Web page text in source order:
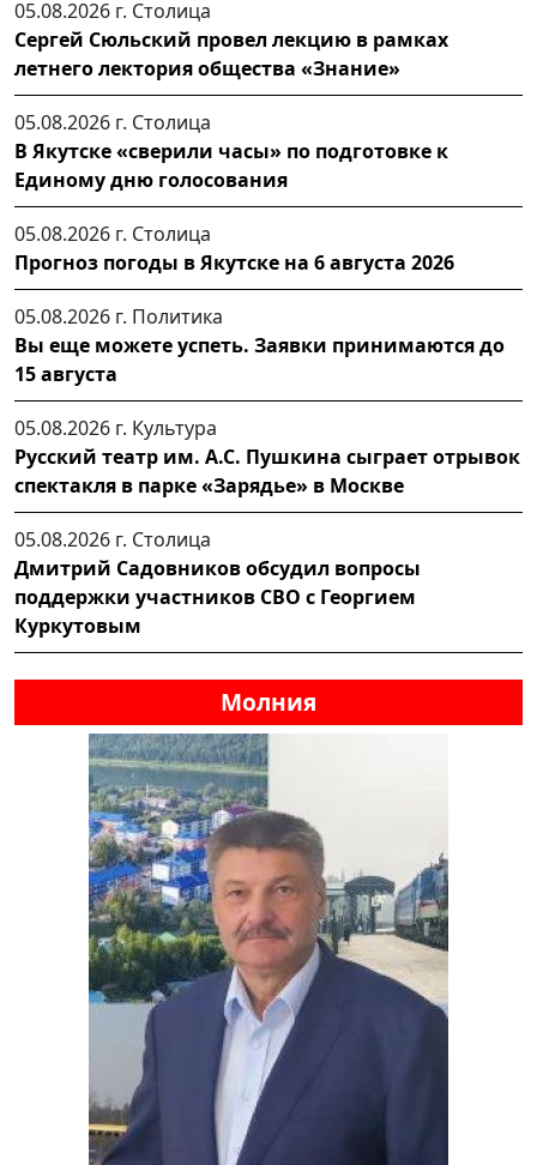
05.08.2026 г. Столица
Сергей Сюльский провел лекцию в рамках
летнего лектория общества «Знание»
05.08.2026 г. Столица
В Якутске «сверили часы» по подготовке к
Единому дню голосования
05.08.2026 г. Столица
Прогноз погоды в Якутске на 6 августа 2026
05.08.2026 г. Политика
Вы еще можете успеть. Заявки принимаются до
15 августа
05.08.2026 г. Культура
Русский театр им. А.С. Пушкина сыграет отрывок
спектакля в парке «Зарядье» в Москве
05.08.2026 г. Столица
Дмитрий Садовников обсудил вопросы
поддержки участников СВО с Георгием
Куркутовым
Молния